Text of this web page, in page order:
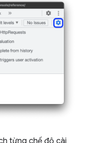
từng chế độ cài